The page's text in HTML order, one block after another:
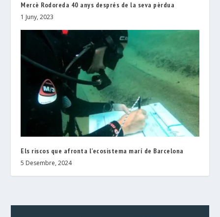
Mercè Rodoreda 40 anys després de la seva pèrdua
1 Juny, 2023
Els riscos que afronta l’ecosistema marí de Barcelona
5 Desembre, 2024